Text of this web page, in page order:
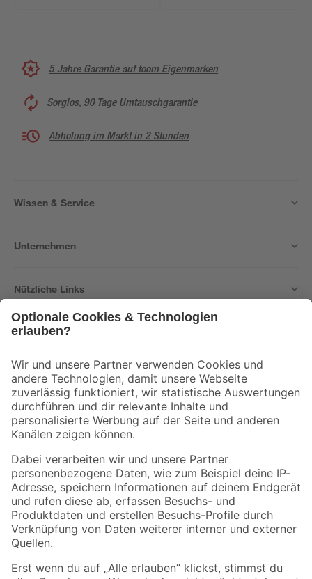
5 Jahre Garantie auf toom Eigenmarken
Sorglos, 90 Tage Umtauschgarantie
Abholung im Markt in 2 Stunden
Wissen & Service
Unternehmen
Nützliche Links
Der toom Newsletter: Keine Angebote und Aktionen mehr verpassen!
Zur Newsletter Anmeldung
Folge uns
Zahlungsarten Versandarten
Sicher einkaufen